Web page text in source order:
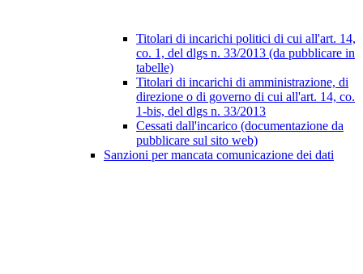
Titolari di incarichi politici di cui all'art. 14,
co. 1, del dlgs n. 33/2013 (da pubblicare in
tabelle)
Titolari di incarichi di amministrazione, di
direzione o di governo di cui all'art. 14, co.
1-bis, del dlgs n. 33/2013
Cessati dall'incarico (documentazione da
pubblicare sul sito web)
Sanzioni per mancata comunicazione dei dati